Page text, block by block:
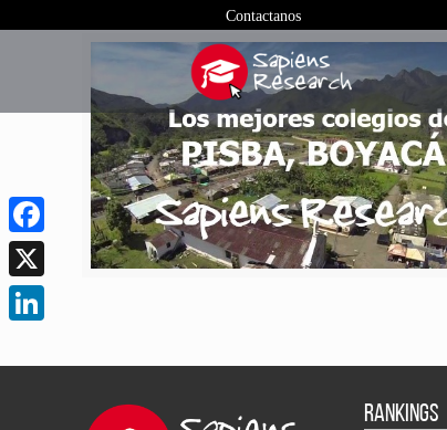
Contactanos
RANKINGS
Facebook
X